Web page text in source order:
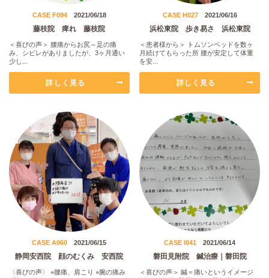
CASE F094 2021/06/18
藤枝院 痺れ 藤枝院
＜喜びの声＞ 腰痛からお尻～足の痛
み、シビレがありましたが、3ヶ月通い
少し...
詳しく見る
CASE H027 2021/06/16
浜松東院 歩き易さ 浜松東院
＜患者様から＞ トムソンベッドを数ヶ
月続けてもらった所 腰が安定して体重
を安...
詳しく見る
CASE A060 2021/06/15
静岡安西院 顔のむくみ 安西院
〈喜びの声〉 ⭐︎腰痛、肩こり ⭐︎腕の痛み
CASE I041 2021/06/14
磐田見附院 鍼治療｜磐田院
＜喜びの声＞ 鍼＝痛いというイメージ